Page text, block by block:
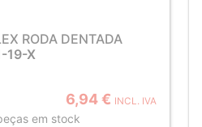
RODA DENTADA
19-X
6,94 € INCL. IVA
em stock